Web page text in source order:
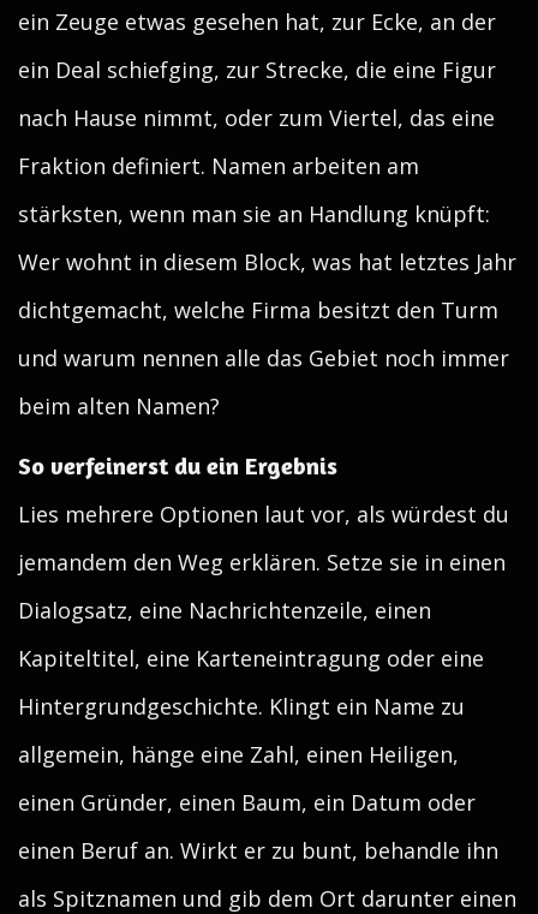
ein Zeuge etwas gesehen hat, zur Ecke, an der
ein Deal schiefging, zur Strecke, die eine Figur
nach Hause nimmt, oder zum Viertel, das eine
Fraktion definiert. Namen arbeiten am
stärksten, wenn man sie an Handlung knüpft:
Wer wohnt in diesem Block, was hat letztes Jahr
dichtgemacht, welche Firma besitzt den Turm
und warum nennen alle das Gebiet noch immer
beim alten Namen?
So verfeinerst du ein Ergebnis
Lies mehrere Optionen laut vor, als würdest du
jemandem den Weg erklären. Setze sie in einen
Dialogsatz, eine Nachrichtenzeile, einen
Kapiteltitel, eine Karteneintragung oder eine
Hintergrundgeschichte. Klingt ein Name zu
allgemein, hänge eine Zahl, einen Heiligen,
einen Gründer, einen Baum, ein Datum oder
einen Beruf an. Wirkt er zu bunt, behandle ihn
als Spitznamen und gib dem Ort darunter einen